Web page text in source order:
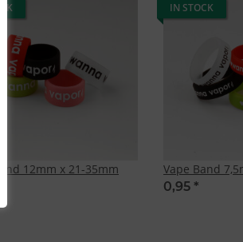
12mm x 21-35mm
IN STOCK
Vape Band
0,95 *